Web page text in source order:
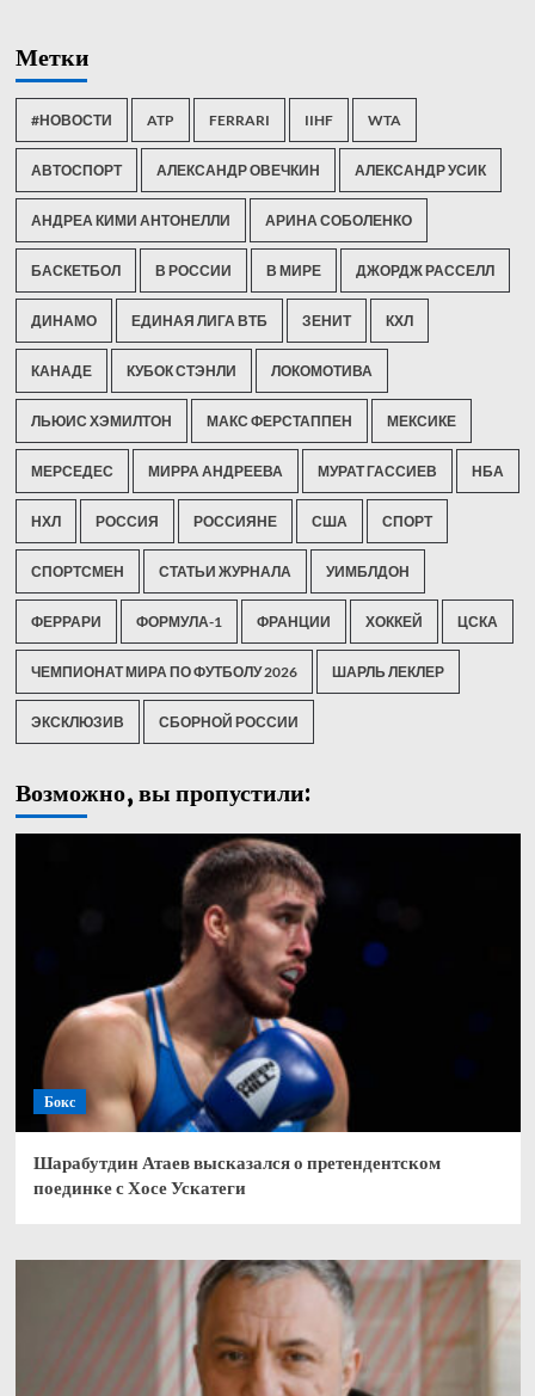
Метки
#НОВОСТИ ATP FERRARI IIHF WTA
АВТОСПОРТ АЛЕКСАНДР ОВЕЧКИН АЛЕКСАНДР УСИК
АНДРЕА КИМИ АНТОНЕЛЛИ АРИНА СОБОЛЕНКО
БАСКЕТБОЛ В РОССИИ В МИРЕ ДЖОРДЖ РАССЕЛЛ
ДИНАМО ЕДИНАЯ ЛИГА ВТБ ЗЕНИТ КХЛ
КАНАДЕ КУБОК СТЭНЛИ ЛОКОМОТИВА
ЛЬЮИС ХЭМИЛТОН МАКС ФЕРСТАППЕН МЕКСИКЕ
МЕРСЕДЕС МИРРА АНДРЕЕВА МУРАТ ГАССИЕВ НБА
НХЛ РОССИЯ РОССИЯНЕ США СПОРТ
СПОРТСМЕН СТАТЬИ ЖУРНАЛА УИМБЛДОН
ФЕРРАРИ ФОРМУЛА-1 ФРАНЦИИ ХОККЕЙ ЦСКА
ЧЕМПИОНАТ МИРА ПО ФУТБОЛУ 2026 ШАРЛЬ ЛЕКЛЕР
ЭКСКЛЮЗИВ СБОРНОЙ РОССИИ
Возможно, вы пропустили:
Бокс
Шарабутдин Атаев высказался о претендентском
поединке с Хосе Ускатеги